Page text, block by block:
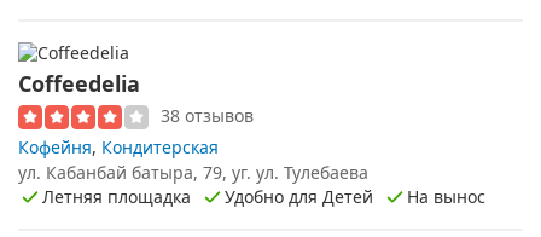
Coffeedelia
38 отзывов
Кофейня, Кондитерская
ул. Кабанбай батыра, 79, уг. ул. Тулебаева
Летняя площадка
Удобно для Детей На вынос